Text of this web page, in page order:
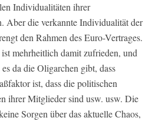
Individualitäten ihrer
Aber die verkannte Individualität der
den Rahmen des Euro-Vertrages.
mehrheitlich damit zufrieden, und
da die Oligarchen gibt, dass
ist, dass die politischen
ihrer Mitglieder sind usw. usw. Die
Sorgen über das aktuelle Chaos,